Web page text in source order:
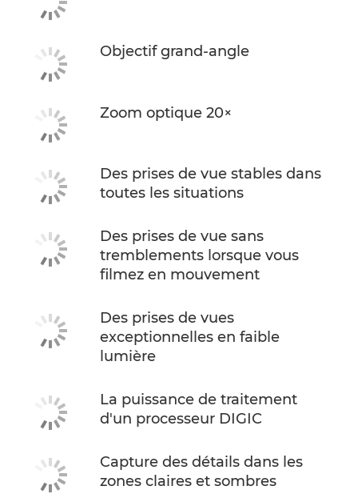
Objectif grand-angle
Zoom optique 20×
Des prises de vue stables dans
toutes les situations
Des prises de vue sans
tremblements lorsque vous
filmez en mouvement
Des prises de vues
exceptionnelles en faible
lumière
La puissance de traitement
d'un processeur DIGIC
Capture des détails dans les
zones claires et sombres